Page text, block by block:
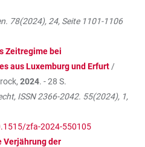
78(2024), 24, Seite 1101-1106
Zeitregime bei
aus Luxemburg und Erfurt /
2024. - 28 S.
ISSN 2366-2042. 55(2024), 1,
zfa-2024-550105
Verjährung der